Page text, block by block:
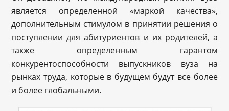
является определенной «маркой качества»,
дополнительным стимулом в принятии решения о
поступлении для абитуриентов и их родителей, а
также определенным гарантом
конкурентоспособности выпускников вуза на
рынках труда, которые в будущем будут все более
и более глобальными.